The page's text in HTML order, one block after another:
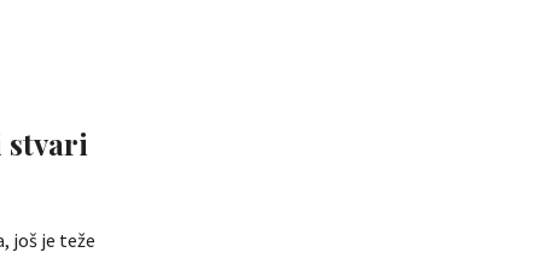
stvari
još je teže